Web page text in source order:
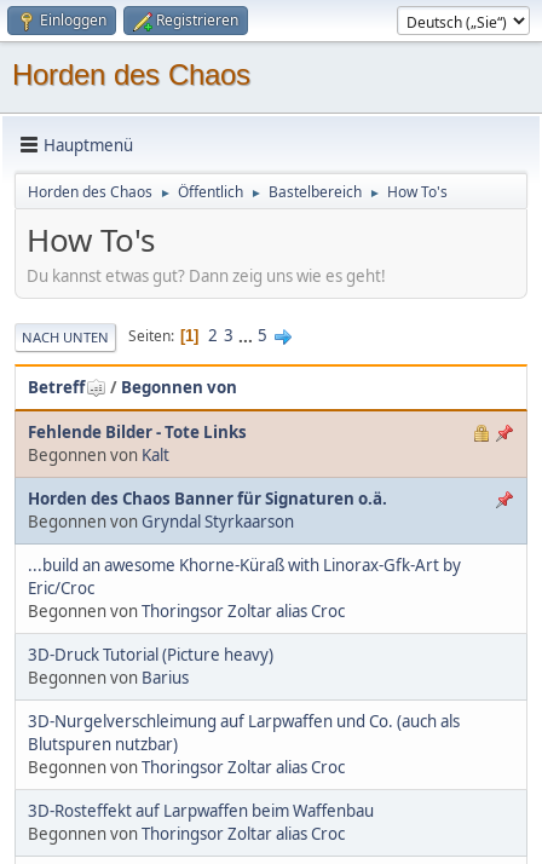
Einloggen Registrieren
Horden des Chaos
Hauptmenü
Horden des Chaos ► Öffentlich ► Bastelbereich ► How To's
How To's
Du kannst etwas gut? Dann zeig uns wie es geht!
NACH UNTEN Seiten 1 2 3 ... 5
Betreff / Begonnen von
Fehlende Bilder - Tote Links
Begonnen von Kalt
Horden des Chaos Banner für Signaturen o.ä.
Begonnen von Gryndal Styrkaarson
...build an awesome Khorne-Küraß with Linorax-Gfk-Art by
Eric/Croc
Begonnen vonThoringsor Zoltar alias Croc
3D-Druck Tutorial (Picture heavy)
Begonnen von Barius
3D-Nurgelverschleimung auf Larpwaffen und Co. (auch als
Blutspuren nutzbar)
Begonnen vonThoringsor Zoltar alias Croc
3D-Rosteffekt auf Larpwaffen beim Waffenbau
Begonnen vonThoringsor Zoltar alias Croc